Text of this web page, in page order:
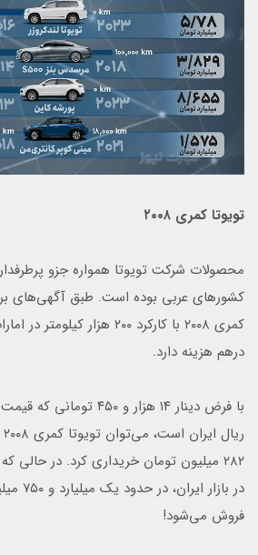
تویوتا کمری ۲۰۰۸
محصولات شرکت تویوتا همواره جزو
کشورهای عربی بوده است. طبق آگهی‌های
درهم هزینه دارد.
با فرض دینار ۱۴ هزار و
۲۸۲ میلیون تومان خریداری کرد. در حالی
در
فروش می‌شود!